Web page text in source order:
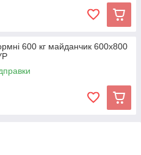
600 кг майданчик 600х800